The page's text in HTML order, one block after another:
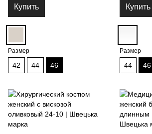
Купить
Размер
42 44 46
Купить
Размер
44 46